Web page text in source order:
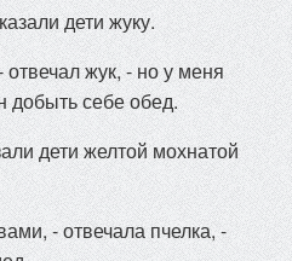
дети жуку.
жук, - но у меня
добыть себе обед.
дети желтой мохнатой
- отвечала пчелка, -